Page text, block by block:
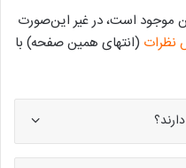
موجود است، در غیر این‌صورت
(انتهای همین صفحه) با